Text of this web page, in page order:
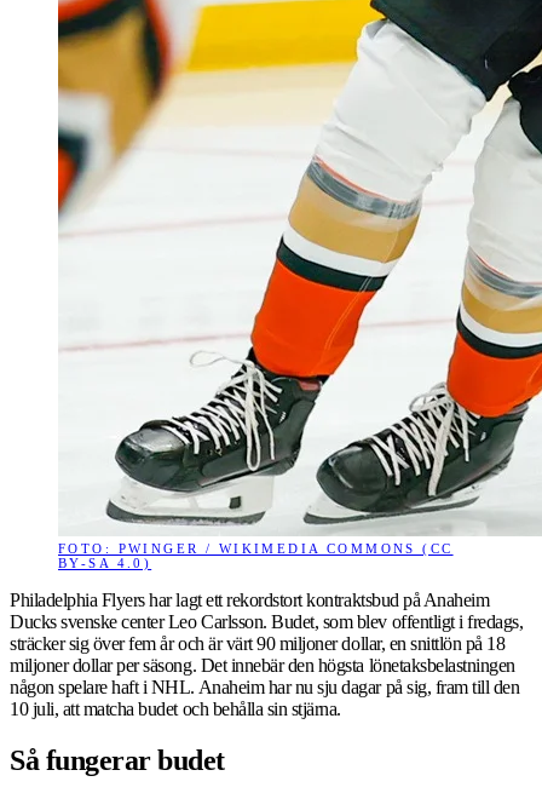
FOTO: PWINGER / WIKIMEDIA COMMONS (CC
BY-SA 4.0)
Philadelphia Flyers har lagt ett rekordstort kontraktsbud på Anaheim
Ducks svenske center Leo Carlsson. Budet, som blev offentligt i fredags,
sträcker sig över fem år och är värt 90 miljoner dollar, en snittlön på 18
miljoner dollar per säsong. Det innebär den högsta lönetaksbelastningen
någon spelare haft i NHL. Anaheim har nu sju dagar på sig, fram till den
10 juli, att matcha budet och behålla sin stjärna.
Så fungerar budet